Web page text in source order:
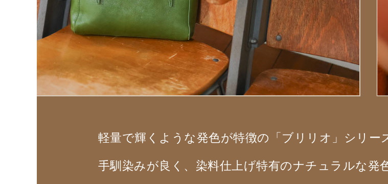
軽量で輝くような発色が特徴の「ブリリオ」シリー
手馴染みが良く、染料仕上げ特有のナチュラルな発